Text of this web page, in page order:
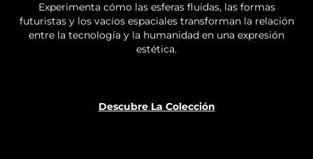
Experimenta cómo las esferas fluidas, las formas
futuristas y los vacíos espaciales transforman la relación
entre la tecnología y la humanidad en una expresión
estética.
Descubre La Colección